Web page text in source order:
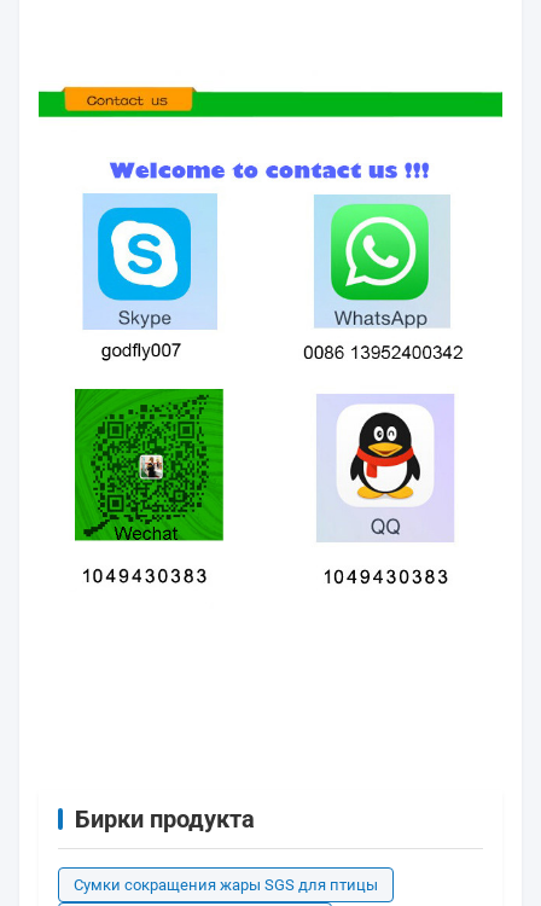
Бирки продукта
Сумки сокращения жары SGS для птицы